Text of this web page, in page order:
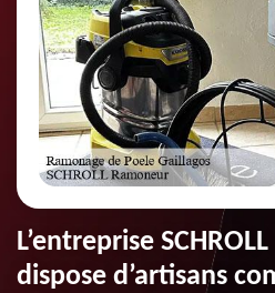
L’entreprise
dispose d’artisans